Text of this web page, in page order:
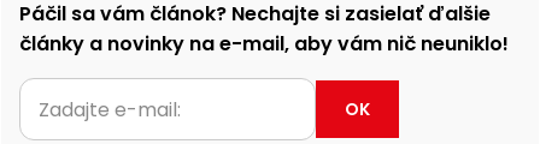
Páčil sa vám článok? Nechajte si zasielať ďalšie
články a novinky na e-mail, aby vám nič neuniklo!
OK